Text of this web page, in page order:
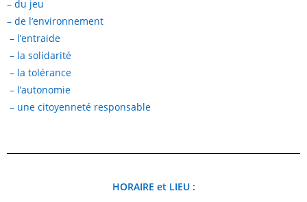
– du jeu
– de l’environnement
– l’entraide
– la solidarité
– la tolérance
– l’autonomie
– une citoyenneté responsable
HORAIRE et LIEU :